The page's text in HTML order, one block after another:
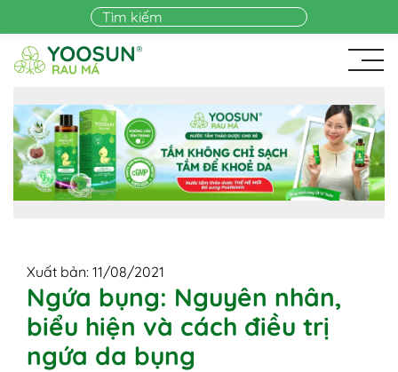
Skip to main content
Xuất bản: 11/08/2021
Ngứa bụng: Nguyên nhân,
biểu hiện và cách điều trị
ngứa da bụng